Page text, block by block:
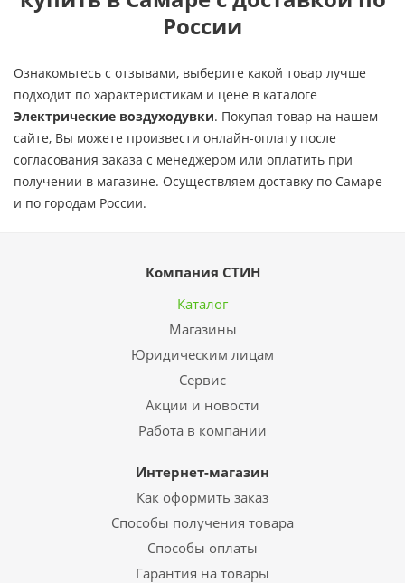
России
Ознакомьтесь с отзывами, выберите какой товар лучше
подходит по характеристикам и цене в каталоге
Электрические воздуходувки. Покупая товар на нашем
сайте, Вы можете произвести онлайн-оплату после
согласования заказа с менеджером или оплатить при
получении в магазине. Осуществляем доставку по Самаре
и по городам России.
Компания СТИН
Каталог
Магазины
Юридическим лицам
Сервис
Акции и новости
Работа в компании
Интернет-магазин
Как оформить заказ
Способы получения товара
Способы оплаты
Гарантия на товары